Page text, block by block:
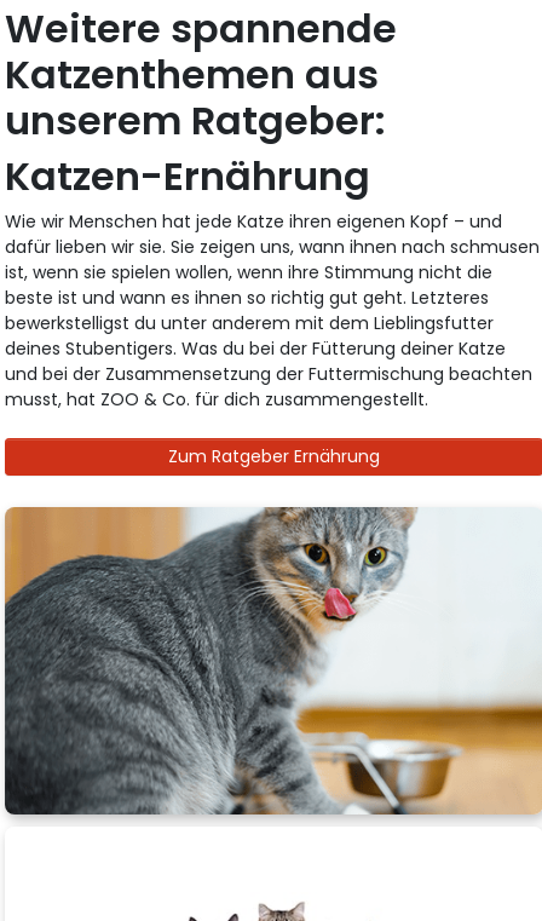
Weitere spannende
Katzenthemen aus
unserem Ratgeber:
Katzen-Ernährung
Wie wir Menschen hat jede Katze ihren eigenen Kopf – und
dafür lieben wir sie. Sie zeigen uns, wann ihnen nach schmusen
ist, wenn sie spielen wollen, wenn ihre Stimmung nicht die
beste ist und wann es ihnen so richtig gut geht. Letzteres
bewerkstelligst du unter anderem mit dem Lieblingsfutter
deines Stubentigers. Was du bei der Fütterung deiner Katze
und bei der Zusammensetzung der Futtermischung beachten
musst, hat ZOO & Co. für dich zusammengestellt.
Zum Ratgeber Ernährung